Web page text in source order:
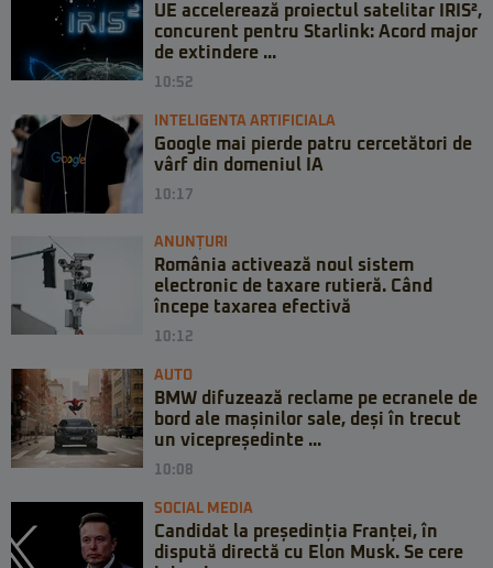
UE accelerează proiectul satelitar IRIS²,
concurent pentru Starlink: Acord major
de extindere ...
10:52
INTELIGENTA ARTIFICIALA
Google mai pierde patru cercetători de
vârf din domeniul IA
10:17
ANUNȚURI
România activează noul sistem
electronic de taxare rutieră. Când
începe taxarea efectivă
10:12
AUTO
BMW difuzează reclame pe ecranele de
bord ale mașinilor sale, deși în trecut
un vicepreședinte ...
10:08
SOCIAL MEDIA
Candidat la președinția Franței, în
dispută directă cu Elon Musk. Se cere